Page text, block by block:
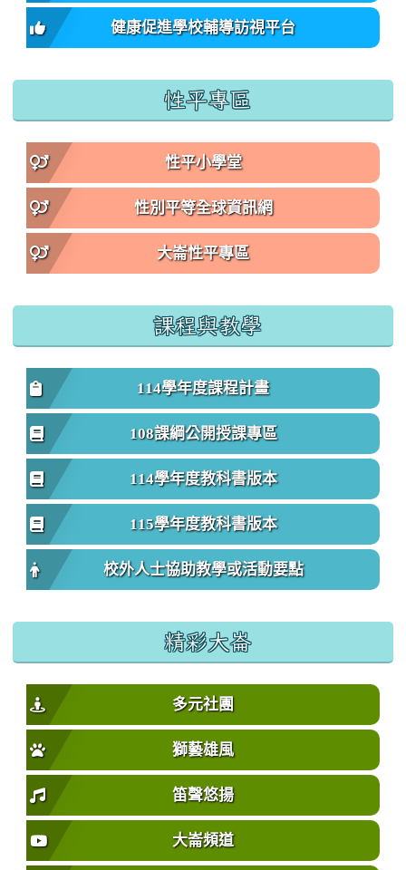
健康促進學校輔導訪視平台
性平專區
性平小學堂
性別平等全球資訊網
大崙性平專區
課程與教學
114學年度課程計畫
108課綱公開授課專區
114學年度教科書版本
115學年度教科書版本
校外人士協助教學或活動要點
精彩大崙
多元社團
獅藝雄風
笛聲悠揚
大崙頻道